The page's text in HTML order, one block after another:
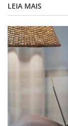
LEIA MAIS